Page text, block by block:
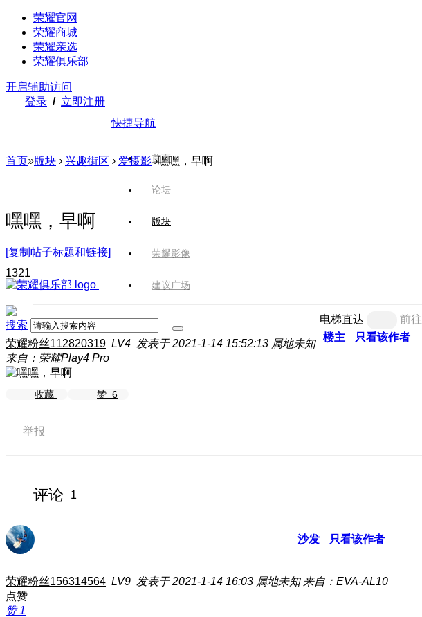
荣耀官网
荣耀商城
荣耀亲选
荣耀俱乐部
开启辅助访问
登录 / 立即注册
快捷导航
首页
论坛
版块
荣耀影像
建议广场
搜索
首页»版块 › 兴趣街区 › 爱摄影 ›嘿嘿，早啊
嘿嘿，早啊
[复制帖子标题和链接]
1321
电梯直达
前往
楼主
只看该作者
荣耀粉丝112820319 LV4 发表于 2021-1-14 15:52:13 属地未知
来自：荣耀Play4 Pro
收藏 赞 6
举报
评论 1
沙发 只看该作者
荣耀粉丝156314564 LV9 发表于 2021-1-14 16:03 属地未知 来自：EVA-AL10
点赞
赞1